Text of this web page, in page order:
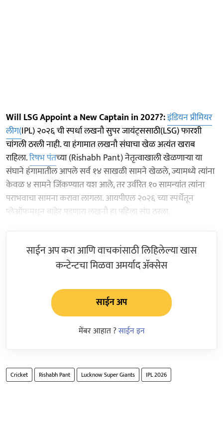
Will LSG Appoint a New Captain in 2027?:इंडियन प्रीमियर
लीग(IPL) २०२६ ची स्पर्धा लखनौ सुपर जायंट्ससाठी(LSG) फारशी
चांगली ठरली नाही. या हंगामात लखनौ संघाचा खेळ अत्यंत खराब
राहिला.रिषभ पंतच्या (Rishabh Pant) नेतृत्वाखाली खेळणाऱ्या या
संघाने हंगामातील आपले सर्व १४ साखळी सामने खेळले, ज्यामध्ये त्यांना
केवळ ४ सामने जिंकण्यात यश आले, तर उर्वरित १० सामन्यांत त्यांना
पराभवाचा सामना करावा लागला. आयपीएल २०२६ च्या स्पर्धेतून
प्लेऑफमधून बाहेर पडणारा लखनौ हा पहिला संघ ठरला.
साईन अप करा आणि वाचकांसाठी लिहिलेल्या खास
कन्टेन्टचा मिळवा अमर्याद ॲक्सेस
साईन अप
मेंबर आहात ?साईन इन
Cricket Rishabh Pant Lucknow Super Giants IPL 2026